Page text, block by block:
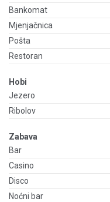
Bankomat
Mjenjačnica
Pošta
Restoran
Hobi
Jezero
Ribolov
Zabava
Bar
Casino
Disco
Noćni bar